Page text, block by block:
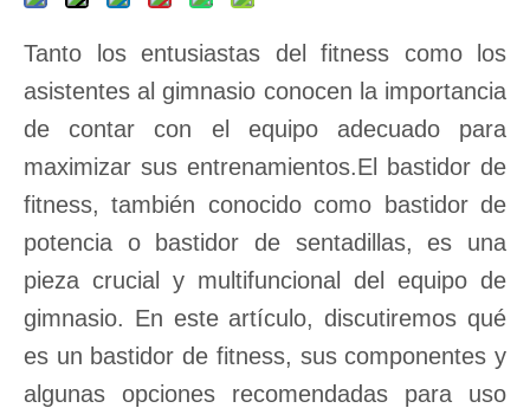
Tanto los entusiastas del fitness como los
asistentes al gimnasio conocen la importancia
de contar con el equipo adecuado para
maximizar sus entrenamientos.El bastidor de
fitness, también conocido como bastidor de
potencia o bastidor de sentadillas, es una
pieza crucial y multifuncional del equipo de
gimnasio. En este artículo, discutiremos qué
es un bastidor de fitness, sus componentes y
algunas opciones recomendadas para uso